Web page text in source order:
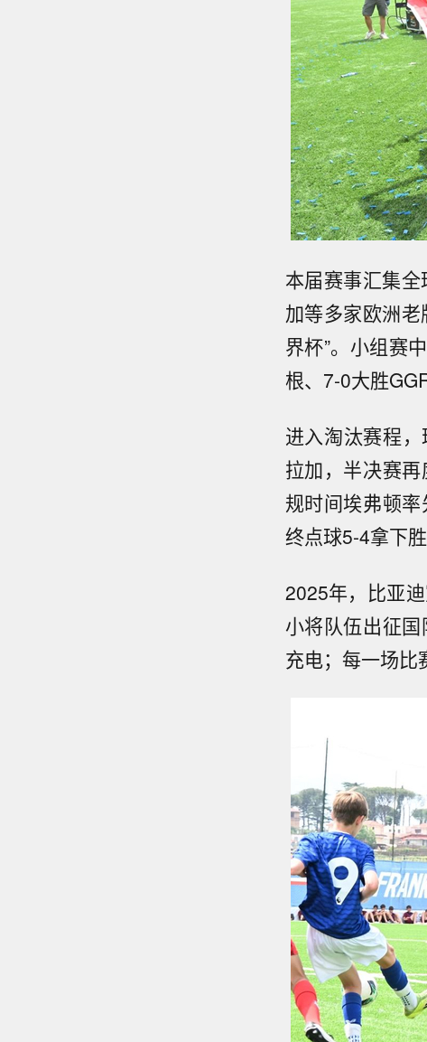
本届赛事汇集
加等多家欧洲
界杯”。小组赛
根、7-0大胜
进入淘汰赛程
拉加，半决赛
规时间埃弗顿
终点球5-4拿下
2025年，比亚
小将队伍出征
充电；每一场比